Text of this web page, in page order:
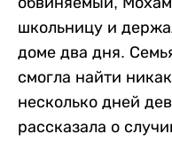
школьницу и
доме два дня.
смогла найти
несколько дней
рассказала о